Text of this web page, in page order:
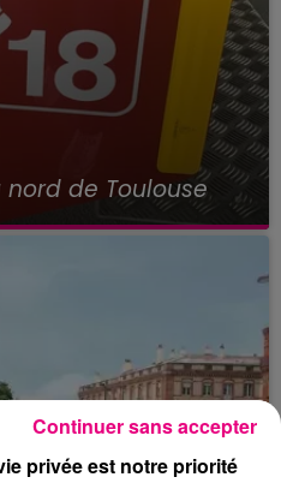
de Toulouse
privée est notre priorité
Continuer sans accepter